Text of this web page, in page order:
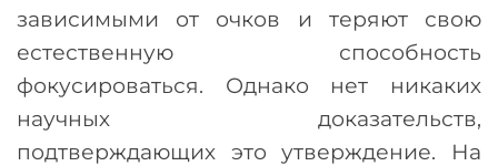
зависимыми от очков и теряют свою
естественную способность
фокусироваться. Однако нет никаких
научных доказательств,
подтверждающих это утверждение. На